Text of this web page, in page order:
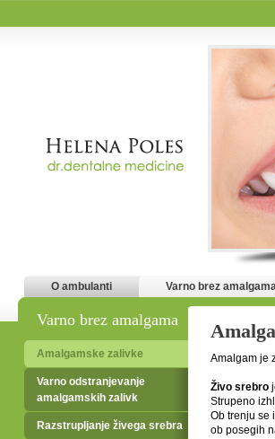
O ambulanti Varno brez
Varno brez amalgama
Amalgamske zalivke
Varno odstranjevanje
amalgamskih zalivk
Razstrupljanje živega srebra
Amalgam je
Živo srebro
Strupeno
Ob trenju se
ob posegih